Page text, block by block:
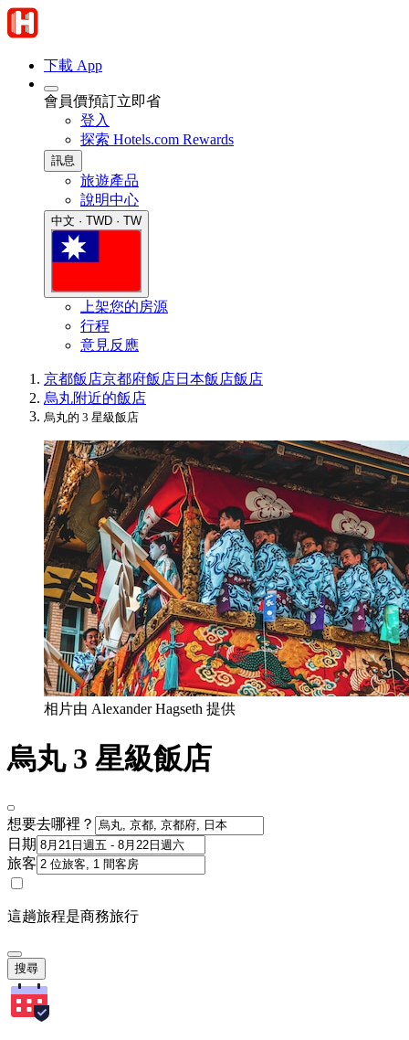
下載 App
會員價預訂立即省
登入
探索 Hotels.com Rewards
訊息
旅遊產品
說明中心
中文 · TWD · TW
上架您的房源
行程
意見反應
京都飯店京都府飯店日本飯店飯店
烏丸附近的飯店
烏丸的 3 星級飯店
相片由 Alexander Hagseth 提供
烏丸 3 星級飯店
想要去哪裡？
日期
旅客
這趟旅程是商務旅行
搜尋